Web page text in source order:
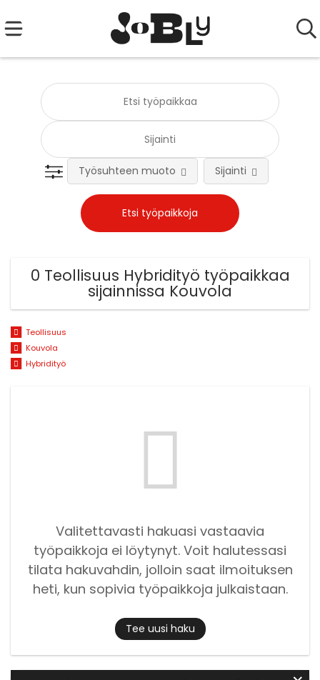
Työsuhteen muoto Sijainti
0 Teollisuus Hybridityö työpaikkaa
sijainnissa Kouvola
Teollisuus
Kouvola
Hybridityö
Valitettavasti hakuasi vastaavia
työpaikkoja ei löytynyt. Voit halutessasi
tilata hakuvahdin, jolloin saat ilmoituksen
heti, kun sopivia työpaikkoja julkaistaan.
Tee uusi haku